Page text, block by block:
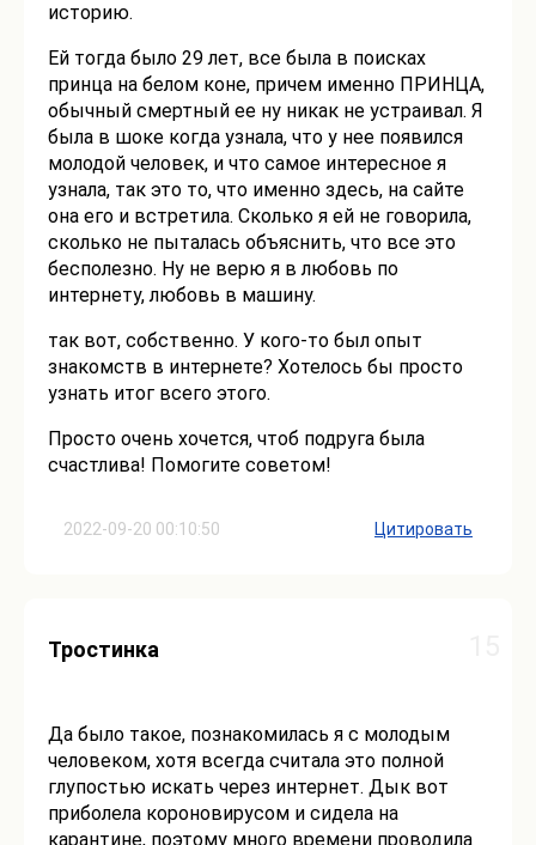
2022-09-20 00:10:50
историю.
Ей тогда было 29 лет, все была в поисках
принца на белом коне, причем именно ПРИНЦА,
обычный смертный ее ну никак не устраивал. Я
была в шоке когда узнала, что у нее появился
молодой человек, и что самое интересное я
узнала, так это то, что именно здесь, на сайте
она его и встретила. Сколько я ей не говорила,
сколько не пыталась объяснить, что все это
бесполезно. Ну не верю я в любовь по
интернету, любовь в машину.
так вот, собственно. У кого-то был опыт
знакомств в интернете? Хотелось бы просто
узнать итог всего этого.
Просто очень хочется, чтоб подруга была
счастлива! Помогите советом!
Цитировать
Тростинка
Да было такое, познакомилась я с молодым
человеком, хотя всегда считала это полной
глупостью искать через интернет. Дык вот
приболела короновирусом и сидела на
карантине, поэтому много времени проводила